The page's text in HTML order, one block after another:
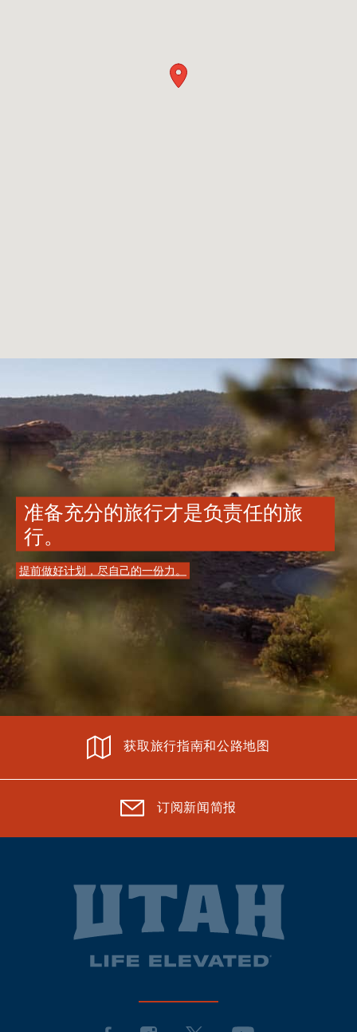
准备充分的旅行才是负责任的旅
行。
提前做好计划，尽自己的一份力。
获取旅行指南和公路地图
订阅新闻简报